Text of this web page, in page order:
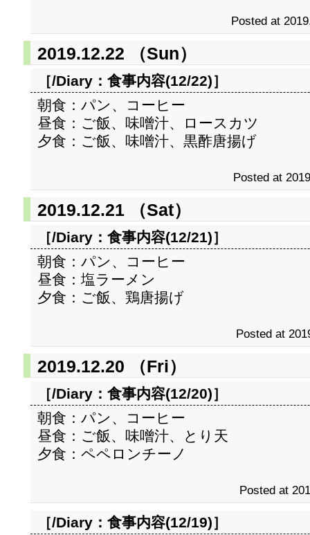
Posted at
2019.12.22 （Sun）
［/Diary： 食事内容(12/22)］
朝食：パン、コーヒー
昼食：ご飯、味噌汁、ロースカツ
夕食：ご飯、味噌汁、黒酢唐揚げ
Posted at
2019.12.21 （Sat）
［/Diary： 食事内容(12/21)］
朝食：パン、コーヒー
昼食：塩ラーメン
夕食：ご飯、鶏唐揚げ
Posted at
2019.12.20 （Fri）
［/Diary： 食事内容(12/20)］
朝食：パン、コーヒー
昼食：ご飯、味噌汁、とり天
夕食：ペペロンチーノ
Posted at
［/Diary： 食事内容(12/19)］